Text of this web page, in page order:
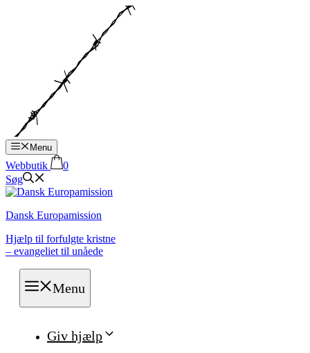
Menu
Webbutik
0
Søg
Dansk Europamission
Hjælp til forfulgte kristne
– evangeliet til unåede
Menu
Giv hjælp